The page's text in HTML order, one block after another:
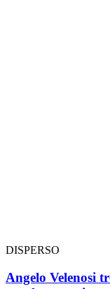
DISPERSO
Angelo Velenosi